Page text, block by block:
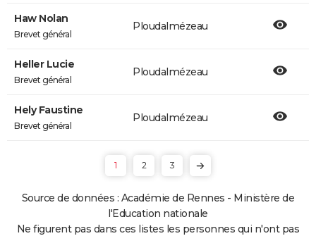
Haw Nolan
Brevet général
Ploudalmézeau
Heller Lucie
Brevet général
Ploudalmézeau
Hely Faustine
Brevet général
Ploudalmézeau
1 2 3
Source de données : Académie de Rennes - Ministère de
l'Education nationale
Ne figurent pas dans ces listes les personnes qui n'ont pas